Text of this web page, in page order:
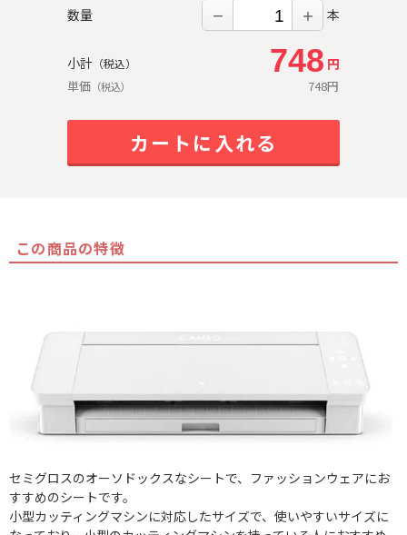
この商品の特徴
セミグロスのオーソドックスなシートで、ファッションウェアにお
すすめのシートです。
小型カッティングマシンに対応したサイズで、使いやすいサイズに
数量 － ＋ 本
小計 （税込） 748 円
単価 （税込） 748円
カートに入れる